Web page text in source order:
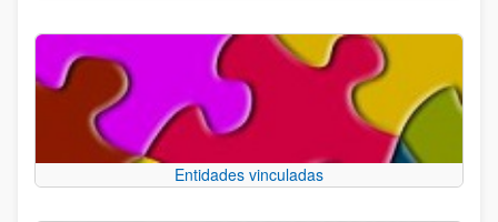
Entidades vinculadas